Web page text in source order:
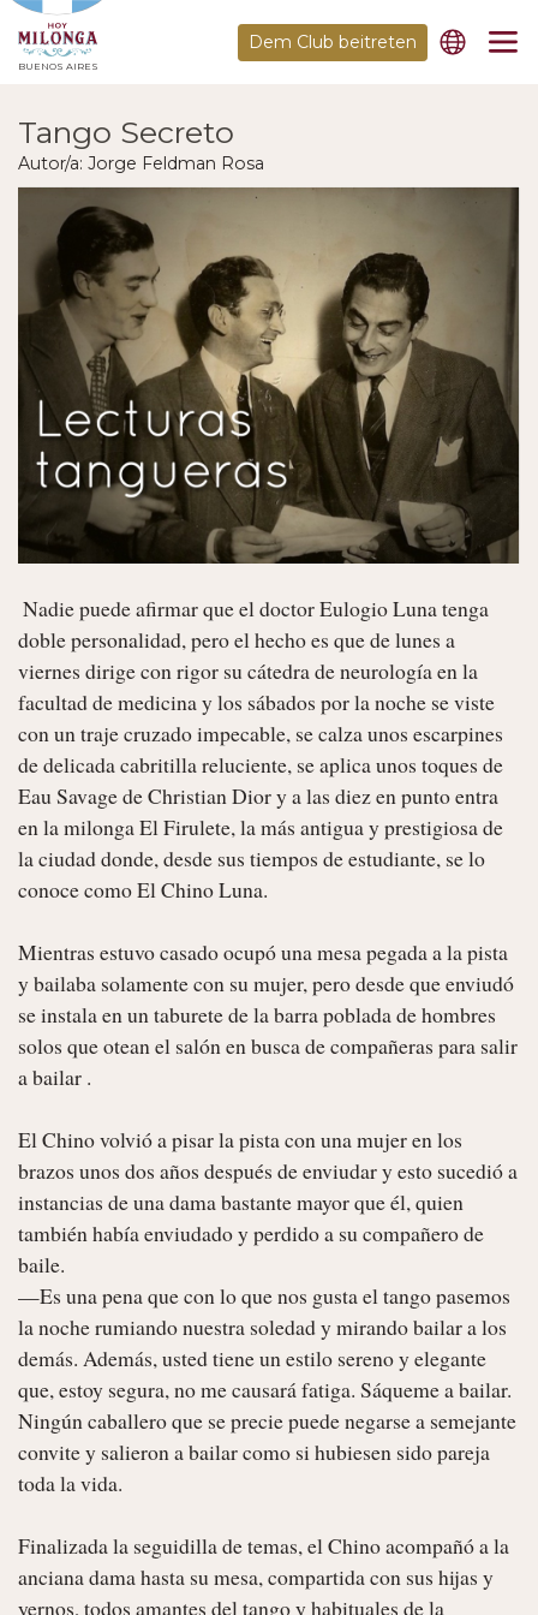
BUENOS AIRES
Dem Club beitreten
Tango Secreto
Autor/a: Jorge Feldman Rosa
doble personalidad, pero el hecho es que de lunes a
viernes dirige con rigor su cátedra de neurología en la
facultad de medicina y los sábados por la noche se viste
con un traje cruzado impecable, se calza unos escarpines
de delicada cabritilla reluciente, se aplica unos toques de
Eau Savage de Christian Dior y a las diez en punto entra
en la milonga El Firulete, la más antigua y prestigiosa de
la ciudad donde, desde sus tiempos de estudiante, se lo
conoce como El Chino Luna.
Mientras estuvo casado ocupó una mesa pegada a la pista
y bailaba solamente con su mujer, pero desde que enviudó
se instala en un taburete de la barra poblada de hombres
solos que otean el salón en busca de compañeras para salir
a bailar .
El Chino volvió a pisar la pista con una mujer en los
brazos unos dos años después de enviudar y esto sucedió a
instancias de una dama bastante mayor que él, quien
también había enviudado y perdido a su compañero de
baile.
—Es una pena que con lo que nos gusta el tango pasemos
la noche rumiando nuestra soledad y mirando bailar a los
demás. Además, usted tiene un estilo sereno y elegante
que, estoy segura, no me causará fatiga. Sáqueme a bailar.
Ningún caballero que se precie puede negarse a semejante
convite y salieron a bailar como si hubiesen sido pareja
toda la vida.
Finalizada la seguidilla de temas, el Chino acompañó a la
anciana dama hasta su mesa, compartida con sus hijas y
yernos, todos amantes del tango y habituales de la